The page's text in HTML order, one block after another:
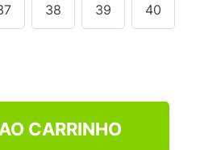
38 39 40
CARRINHO